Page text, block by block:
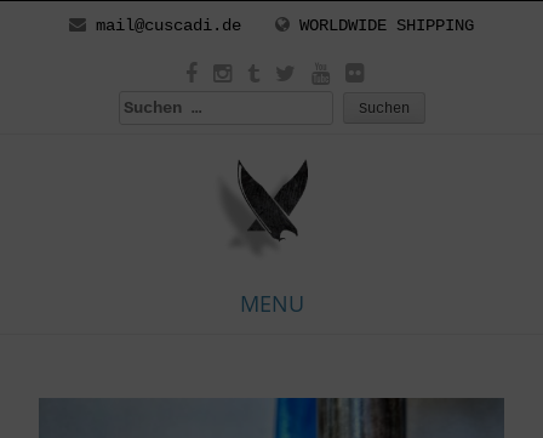
mail@cuscadi.de WORLDWIDE SHIPPING
Suchen
MENU